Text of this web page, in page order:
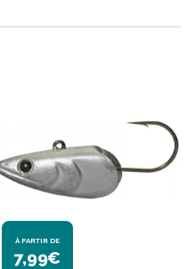
À PARTIR DE
7,99€